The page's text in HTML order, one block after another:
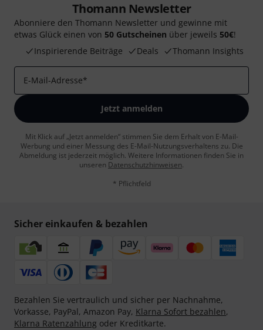
Thomann Newsletter
Abonniere den Thomann Newsletter und gewinne mit
etwas Glück einen von 50 Gutscheinen über jeweils 50€!
Inspirierende Beiträge
Deals Thomann Insights
E-Mail-Adresse*
Jetzt anmelden
Mit Klick auf „Jetzt anmelden“ stimmen Sie dem Erhalt von E-Mail-
Werbung und einer Messung des E-Mail-Nutzungsverhaltens zu. Die
Abmeldung ist jederzeit möglich. Weitere Informationen finden Sie in
unseren Datenschutzhinweisen.
* Pflichtfeld
Sicher einkaufen & bezahlen
Bezahlen Sie vertraulich und sicher per Nachnahme,
Vorkasse, PayPal, Amazon Pay, Klarna Sofort bezahlen,
Klarna Ratenzahlung oder Kreditkarte.